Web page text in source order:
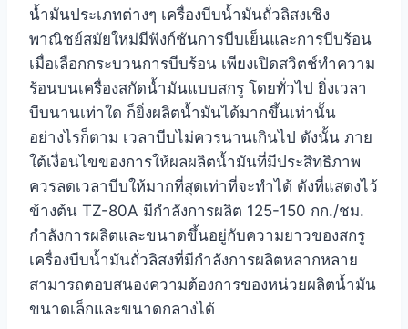
น้ำมันประเภทต่างๆ เครื่องบีบน้ำมันถั่วลิสงเชิง
พาณิชย์สมัยใหม่มีฟังก์ชันการบีบเย็นและการบีบร้อน
เมื่อเลือกกระบวนการบีบร้อน เพียงเปิดสวิตช์ทำความ
ร้อนบนเครื่องสกัดน้ำมันแบบสกรู โดยทั่วไป ยิ่งเวลา
บีบนานเท่าใด ก็ยิ่งผลิตน้ำมันได้มากขึ้นเท่านั้น
อย่างไรก็ตาม เวลาบีบไม่ควรนานเกินไป ดังนั้น ภาย
ใต้เงื่อนไขของการให้ผลผลิตน้ำมันที่มีประสิทธิภาพ
ควรลดเวลาบีบให้มากที่สุดเท่าที่จะทำได้ ดังที่แสดงไว้
ข้างต้น TZ-80A มีกำลังการผลิต 125-150 กก./ชม.
กำลังการผลิตและขนาดขึ้นอยู่กับความยาวของสกรู
เครื่องบีบน้ำมันถั่วลิสงที่มีกำลังการผลิตหลากหลาย
สามารถตอบสนองความต้องการของหน่วยผลิตน้ำมัน
ขนาดเล็กและขนาดกลางได้